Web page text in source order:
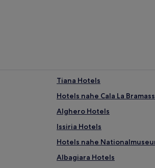
Tiana Hotels
Hotels nahe Cala La
Alghero Hotels
Issiria Hotels
Hotels nahe
Albagiara Hotels